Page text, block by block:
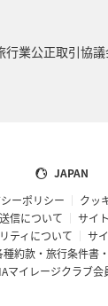
行業公正取引協議
JAPAN
ーポリシー
クッ
信について
サイ
ティについて
サ
種約款・旅行条件書
マイレージクラブ会